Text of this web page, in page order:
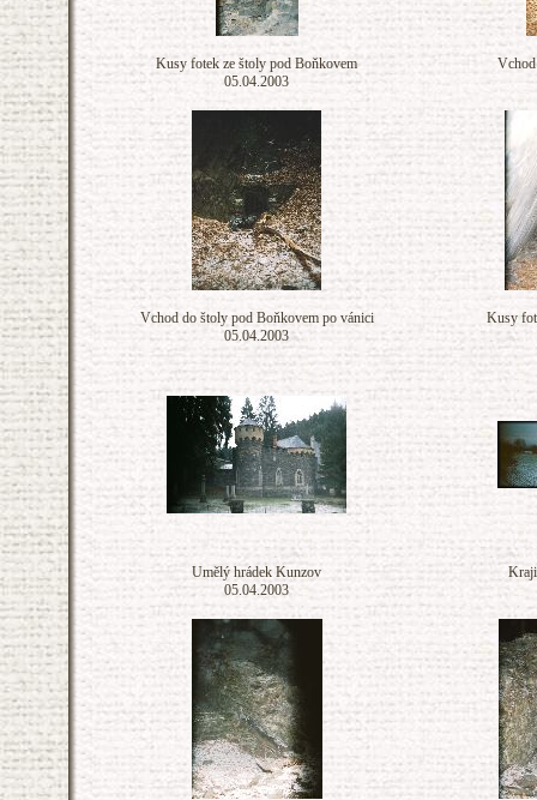
Kusy fotek ze štoly pod Boňkovem
05.04.2003
Vchod do štoly pod Boňkovem po vánici
05.04.2003
Kusy
Umělý hrádek Kunzov
05.04.2003